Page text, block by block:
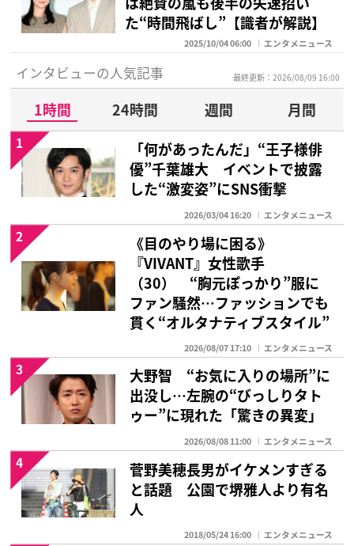
た“時間飛ばし”【識者が解説】
2025/10/04 06:00 エンタメニュース
インタビューの人気記事 最終更新：2026/08/09 16:00
1時間 24時間 週間
月間
「何があったんだ」“王子様俳
優”千葉雄大 イベントで披露
した“激変姿”にSNS衝撃
2026/03/04 16:20 エンタメニュース
1
《目のやり場に困る》
『VIVANT』女性歌手
（30） “胸元ぽっかり”服に
ファン騒然…ファッションでも
貫く“オルタナティブスタイル”
2026/08/07 17:10 エンタメニュース
2
大野智 “お気に入りの場所”に
出没し…左腕の“びっしりタト
ゥー”に現れた「驚きの異変」
2026/08/08 11:00 エンタメニュース
3
菅野美穂長男がイケメンすぎる
と話題 公園で堺雅人より有名
人
2018/05/24 16:00 エンタメニュース
4